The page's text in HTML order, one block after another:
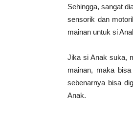
Sehingga, sangat
sensorik dan
mainan untuk si
Jika si Anak suka,
mainan, maka
sebenarnya bisa
Anak.